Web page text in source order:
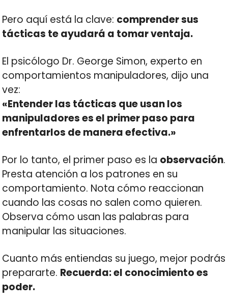
Pero aquí está la clave: comprender sus
tácticas te ayudará a tomar ventaja.
El psicólogo Dr. George Simon, experto en
comportamientos manipuladores, dijo una
vez:
«Entender las tácticas que usan los
manipuladores es el primer paso para
enfrentarlos de manera efectiva.»
Por lo tanto, el primer paso es la observación.
Presta atención a los patrones en su
comportamiento. Nota cómo reaccionan
cuando las cosas no salen como quieren.
Observa cómo usan las palabras para
manipular las situaciones.
Cuanto más entiendas su juego, mejor podrás
prepararte. Recuerda: el conocimiento es
poder.